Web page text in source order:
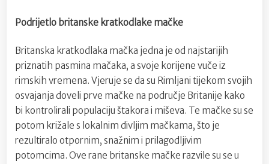
i
popularnost
na
vrhuncu
Podrijetlo britanske kratkodlake mačke
Britanska kratkodlaka mačka jedna je od najstarijih
priznatih pasmina mačaka, a svoje korijene vuče iz
rimskih vremena. Vjeruje se da su Rimljani tijekom svojih
osvajanja doveli prve mačke na područje Britanije kako
bi kontrolirali populaciju štakora i miševa. Te mačke su se
potom križale s lokalnim divljim mačkama, što je
rezultiralo otpornim, snažnim i prilagodljivim
potomcima. Ove rane britanske mačke razvile su se u